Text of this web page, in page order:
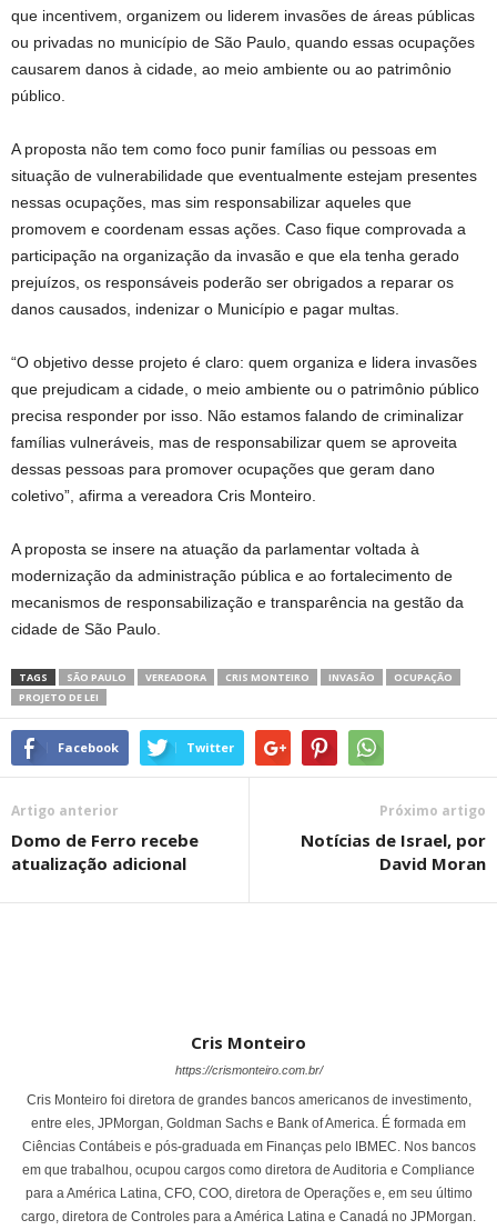
que incentivem, organizem ou liderem invasões de áreas públicas
ou privadas no município de São Paulo, quando essas ocupações
causarem danos à cidade, ao meio ambiente ou ao patrimônio
público.
A proposta não tem como foco punir famílias ou pessoas em
situação de vulnerabilidade que eventualmente estejam presentes
nessas ocupações, mas sim responsabilizar aqueles que
promovem e coordenam essas ações. Caso fique comprovada a
participação na organização da invasão e que ela tenha gerado
prejuízos, os responsáveis poderão ser obrigados a reparar os
danos causados, indenizar o Município e pagar multas.
“O objetivo desse projeto é claro: quem organiza e lidera invasões
que prejudicam a cidade, o meio ambiente ou o patrimônio público
precisa responder por isso. Não estamos falando de criminalizar
famílias vulneráveis, mas de responsabilizar quem se aproveita
dessas pessoas para promover ocupações que geram dano
coletivo”, afirma a vereadora Cris Monteiro.
A proposta se insere na atuação da parlamentar voltada à
modernização da administração pública e ao fortalecimento de
mecanismos de responsabilização e transparência na gestão da
cidade de São Paulo.
TAGS SÃO PAULO VEREADORA CRIS MONTEIRO INVASÃO
OCUPAÇÃO
PROJETO DE LEI
Facebook Twitter
Artigo anterior
Domo de Ferro recebe
atualização adicional
Próximo artigo
Notícias de Israel, por
David Moran
Cris Monteiro
https://crismonteiro.com.br/
Cris Monteiro foi diretora de grandes bancos americanos de investimento,
entre eles, JPMorgan, Goldman Sachs e Bank of America. É formada em
Ciências Contábeis e pós-graduada em Finanças pelo IBMEC. Nos bancos
em que trabalhou, ocupou cargos como diretora de Auditoria e Compliance
para a América Latina, CFO, COO, diretora de Operações e, em seu último
cargo, diretora de Controles para a América Latina e Canadá no JPMorgan.